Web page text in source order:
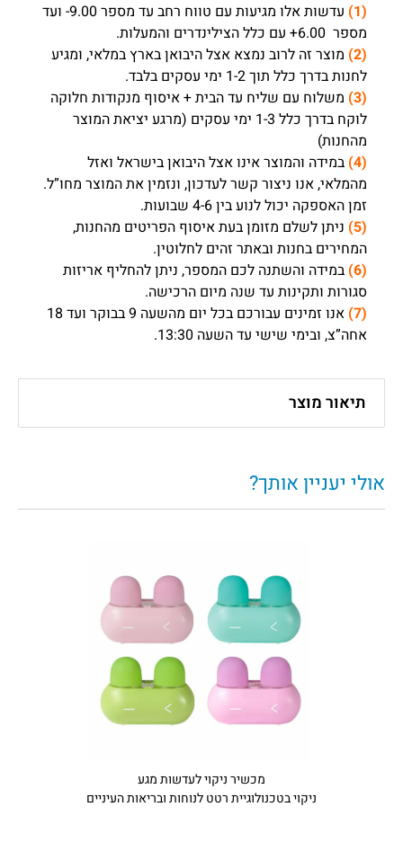
(1)
עדשות אלו מגיעות עם טווח רחב עד מספר 9.00- ועד
מספר 6.00+ עם כלל הצילינדרים והמעלות.
(2)
מוצר זה לרוב נמצא אצל היבואן בארץ במלאי, ומגיע
לחנות בדרך כלל תוך 1-2 ימי עסקים בלבד.
(3)
משלוח עם שליח עד הבית + איסוף מנקודות חלוקה
לוקח בדרך כלל 1-3 ימי עסקים (מרגע יציאת המוצר
מהחנות)
(4)
במידה והמוצר אינו אצל היבואן בישראל ואזל
מהמלאי, אנו ניצור קשר לעדכון, ונזמין את המוצר מחו”ל.
זמן האספקה יכול לנוע בין 4-6 שבועות.
(5)
ניתן לשלם מזומן בעת איסוף הפריטים מהחנות,
המחירים בחנות ובאתר זהים לחלוטין.
(6)
במידה והשתנה לכם המספר, ניתן להחליף אריזות
סגורות ותקינות עד שנה מיום הרכישה.
(7)
אנו זמינים עבורכם בכל יום מהשעה 9 בבוקר ועד 18
אחה”צ, ובימי שישי עד השעה 13:30.
תיאור מוצר
אולי יעניין אותך?
מכשיר ניקוי לעדשות מגע
ניקוי בטכנולוגיית רטט לנוחות ובריאות העיניים